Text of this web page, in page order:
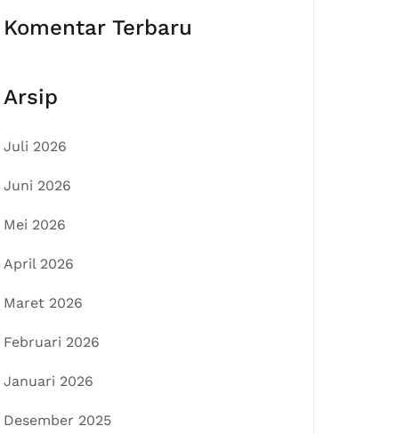
Komentar Terbaru
Arsip
Juli 2026
Juni 2026
Mei 2026
April 2026
Maret 2026
Februari 2026
Januari 2026
Desember 2025